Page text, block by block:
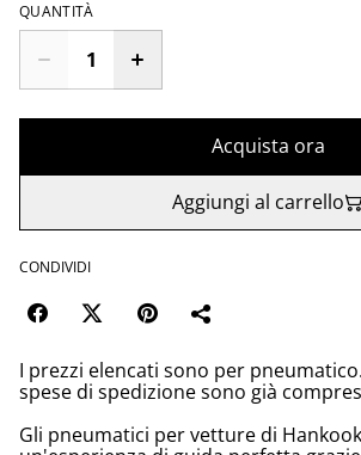
QUANTITÀ
Acquista ora
Aggiungi al carrello
CONDIVIDI
I prezzi elencati sono per
spese di spedizione sono già
Gli pneumatici per vetture di